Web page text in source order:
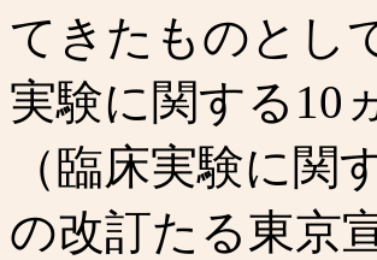
てきたものとし
実験に関する10
（臨床実験に関
の改訂たる東京